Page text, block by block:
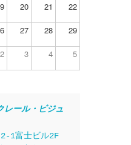
20 21 22
27 28 29
2 3 4 5
レール・ビジュ
1富士ビル2F